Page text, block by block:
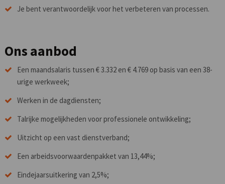
Je bent verantwoordelijk voor het verbeteren van processen.
Ons aanbod
Een maandsalaris tussen € 3.332 en € 4.769 op basis van een 38-
urige werkweek;
Werken in de dagdiensten;
Talrijke mogelijkheden voor professionele ontwikkeling;
Uitzicht op een vast dienstverband;
Een arbeidsvoorwaardenpakket van 13,44%;
Eindejaarsuitkering van 2,5%;